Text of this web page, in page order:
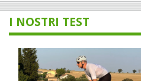
I NOSTRI TEST